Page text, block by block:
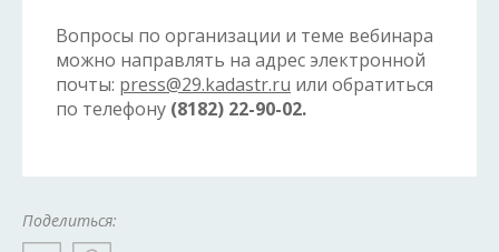
Вопросы по организации и теме вебинара
можно направлять на адрес электронной
почты: press@29.kadastr.ru или обратиться
по телефону (8182) 22-90-02.
Поделиться: